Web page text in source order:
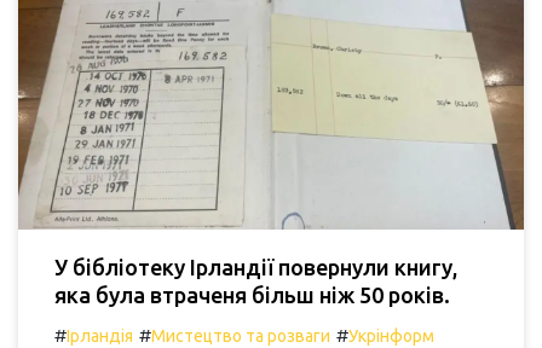
У бібліотеку Ірландії повернули книгу,
яка була втраченя більш ніж 50 років.
#Ірландія #Мистецтво та розваги #Укрінформ